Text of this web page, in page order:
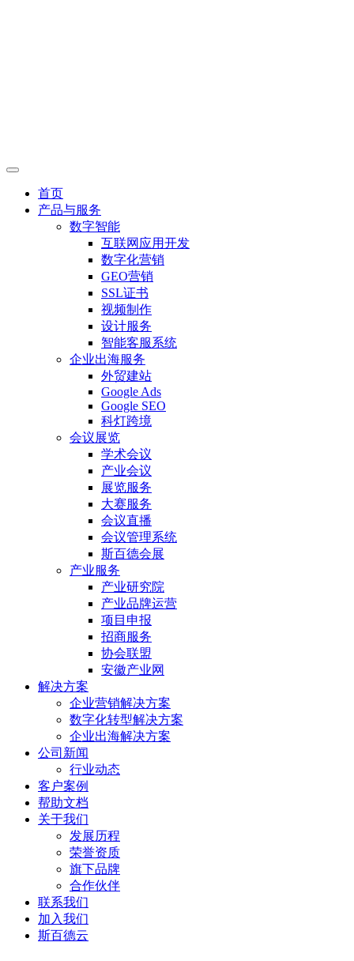
首页
产品与服务
数字智能
互联网应用开发
数字化营销
GEO营销
SSL证书
视频制作
设计服务
智能客服系统
企业出海服务
外贸建站
Google Ads
Google SEO
科灯跨境
会议展览
学术会议
产业会议
展览服务
大赛服务
会议直播
会议管理系统
斯百德会展
产业服务
产业研究院
产业品牌运营
项目申报
招商服务
协会联盟
安徽产业网
解决方案
企业营销解决方案
数字化转型解决方案
企业出海解决方案
公司新闻
行业动态
客户案例
帮助文档
关于我们
发展历程
荣誉资质
旗下品牌
合作伙伴
联系我们
加入我们
斯百德云